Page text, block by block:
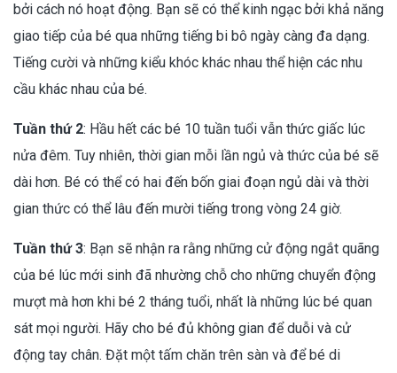
bởi cách nó hoạt động. Bạn sẽ có thể kinh ngạc bởi khả năng
giao tiếp của bé qua những tiếng bi bô ngày càng đa dạng.
Tiếng cười và những kiểu khóc khác nhau thể hiện các nhu
cầu khác nhau của bé.
Tuần thứ 2: Hầu hết các bé 10 tuần tuổi vẫn thức giấc lúc
nửa đêm. Tuy nhiên, thời gian mỗi lần ngủ và thức của bé sẽ
dài hơn. Bé có thể có hai đến bốn giai đoạn ngủ dài và thời
gian thức có thể lâu đến mười tiếng trong vòng 24 giờ.
Tuần thứ 3: Bạn sẽ nhận ra rằng những cử động ngắt quãng
của bé lúc mới sinh đã nhường chỗ cho những chuyển động
mượt mà hơn khi bé 2 tháng tuổi, nhất là những lúc bé quan
sát mọi người. Hãy cho bé đủ không gian để duỗi và cử
động tay chân. Đặt một tấm chăn trên sàn và để bé di